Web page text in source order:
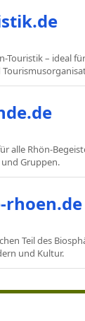
Touristik – ideal für
alle Rhön-
Gruppen.
rhoen.de
Teil des
und Kultur.